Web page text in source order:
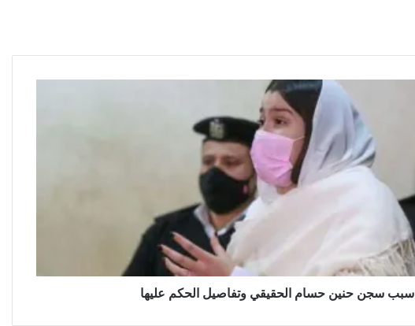
سبب سجن حنين حسام الحقيقي وتفاصيل الحكم عليها